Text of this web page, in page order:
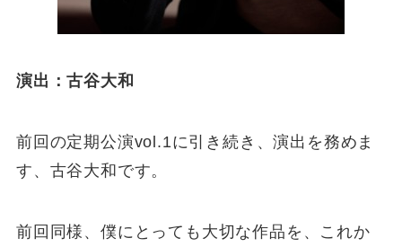
演出：古谷大和
前回の定期公演vol.1に引き続き、演出を務めま
す、古谷大和です。
前回同様、僕にとっても大切な作品を、これか